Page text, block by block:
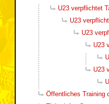
U23 verpflichtet
U23
U23
U23
U23
Öffentliches Training